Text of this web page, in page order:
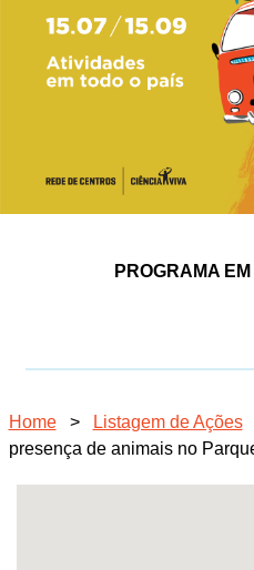
PROGRAMA
Home > Listagem de Ações
presença de animais no